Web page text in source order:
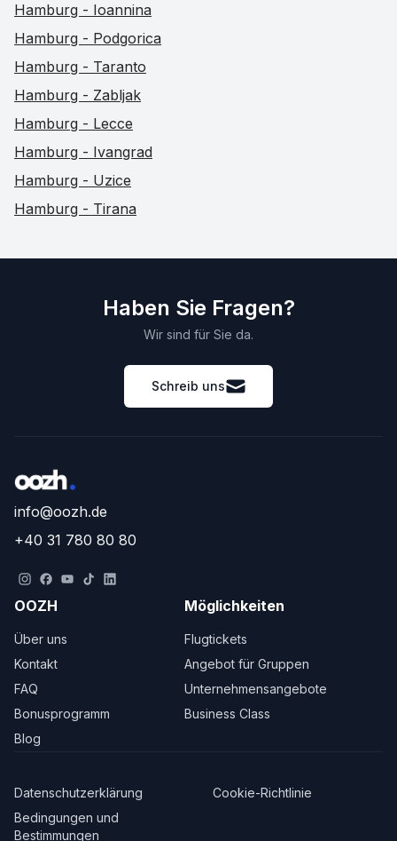
Hamburg - Ioannina
Hamburg - Podgorica
Hamburg - Taranto
Hamburg - Zabljak
Hamburg - Lecce
Hamburg - Ivangrad
Hamburg - Uzice
Hamburg - Tirana
Haben Sie Fragen?
Wir sind für Sie da.
Schreib uns
info@oozh.de
+40 31 780 80 80
OOZH
Über uns
Kontakt
FAQ
Bonusprogramm
Blog
Möglichkeiten
Flugtickets
Angebot für Gruppen
Unternehmensangebote
Business Class
Datenschutzerklärung
Cookie-Richtlinie
Bedingungen und
Bestimmungen